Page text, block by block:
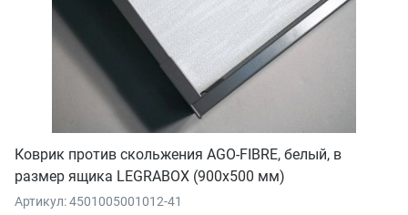
Коврик против скольжения AGO-FIBRE, белый, в
размер ящика LEGRABOX (900x500 мм)
Артикул: 4501005001012-41